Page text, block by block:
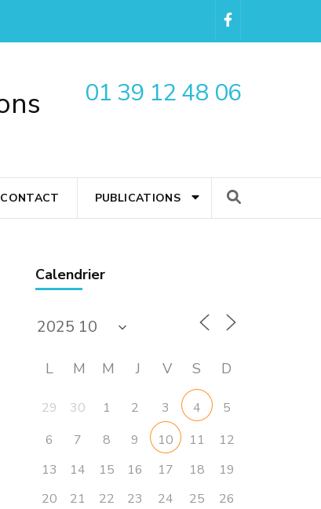
01 39 12 48 06
CONTACT PUBLICATIONS
Calendrier
L M M J V S D
29 30 1 2 3 4
5
6
7 8 9 10 11
12
13
14 15 16 17 18
19
20
21 22 23 24 25
26